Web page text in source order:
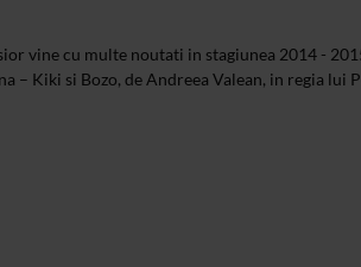
vine cu multe noutati in stagiunea 2014 -
– Kiki si Bozo, de Andreea Valean, in regia lui